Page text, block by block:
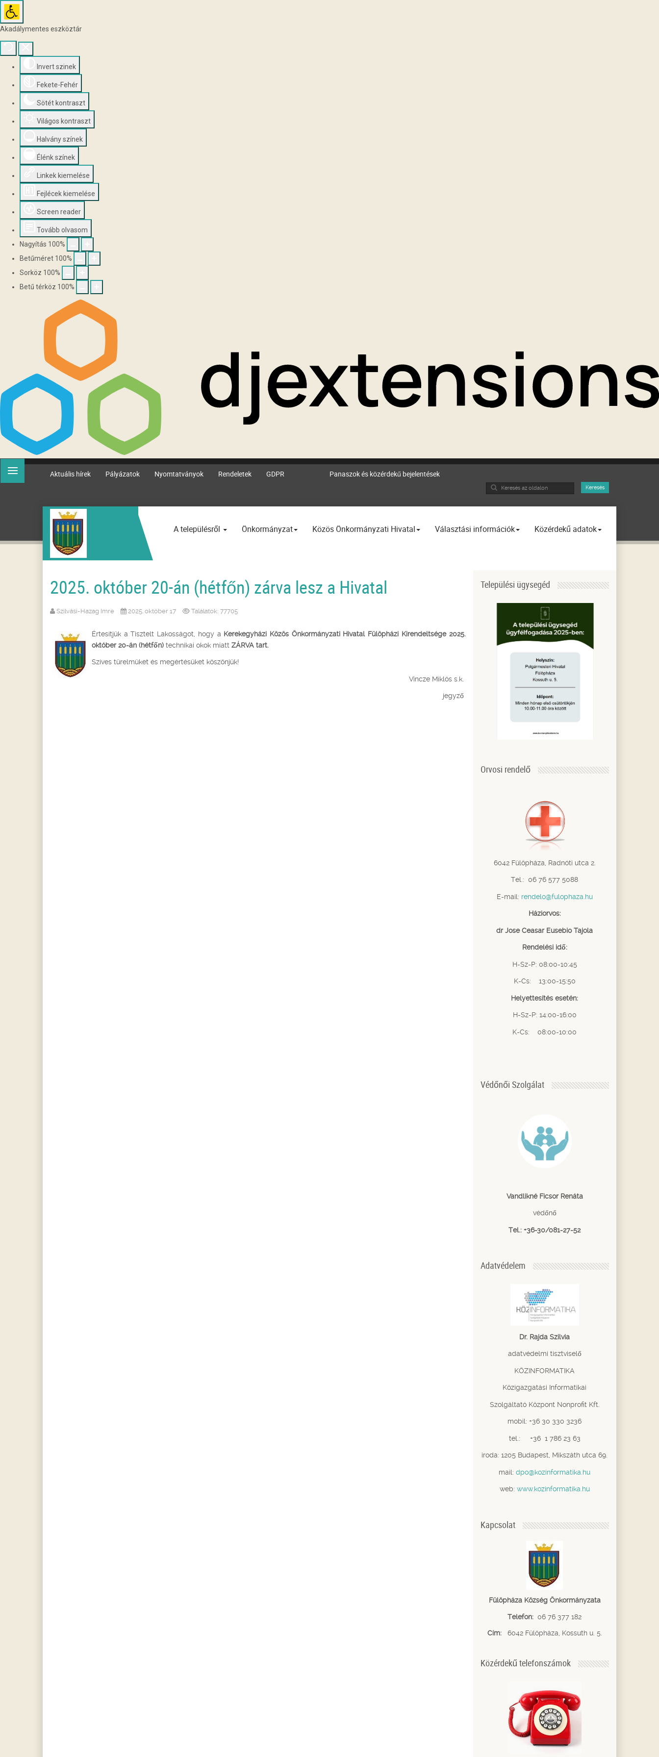
Akadálymentes eszköztár
Invert szinek
Fekete-Fehér
Sötét kontraszt
Világos kontraszt
Halvány színek
Élénk színek
Linkek kiemelése
Fejlécek kiemelése
Screen reader
Tovább olvasom
Nagyítás 100%
Betűméret 100%
Sorköz 100%
Betű térköz 100%
Aktuális hírek Pályázatok Nyomtatványok Rendeletek GDPR Panaszok és közérdekű bejelentések
Search
Keresés
A településről Önkormányzat Közös Önkormányzati Hivatal Választási információk Közérdekű adatok
2025. október 20-án (hétfőn) zárva lesz a Hivatal
Szilvási-Hazag Imre 2025. október 17 Találatok: 77705
Értesítjük a Tisztelt Lakosságot, hogy a Kerekegyházi Közös Önkormányzati Hivatal Fülöpházi Kirendeltsége 2025.
október 20-án (hétfőn) technikai okok miatt ZÁRVA tart.
Szíves türelmüket és megértésüket köszönjük!
Vincze Miklós s.k.
jegyző
Települési ügysegéd
Orvosi rendelő
6042 Fülöpháza, Radnóti utca 2.
Tel.: 06 76 577 5088
E-mail: rendelo@fulophaza.hu
Háziorvos:
dr Jose Ceasar Eusebio Tajola
Rendelési idő:
H-Sz-P: 08:00-10:45
K-Cs: 13:00-15:50
Helyettesítés esetén:
H-Sz-P: 14:00-16:00
K-Cs: 08:00-10:00
Védőnői Szolgálat
Vandlikné Ficsor Renáta
védőnő
Tel.: +36-30/081-27-52
Adatvédelem
Dr. Rajda Szilvia
adatvédelmi tisztviselő
KÖZINFORMATIKA
Közigazgatási Informatikai
Szolgáltató Központ Nonprofit Kft.
mobil: +36 30 330 3236
tel.: +36 1 786 23 63
iroda: 1205 Budapest, Mikszáth utca 69.
mail:dpo@kozinformatika.hu
web: www.kozinformatika.hu
Kapcsolat
Fülöpháza Község Önkormányzata
Telefon: 06 76 377 182
Cím: 6042 Fülöpháza, Kossuth u. 5.
Közérdekű telefonszámok